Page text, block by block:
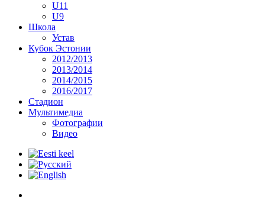
U11
U9
Школа
Устав
Кубок Эстонии
2012/2013
2013/2014
2014/2015
2016/2017
Стадион
Мультимедиа
Фотографии
Видео